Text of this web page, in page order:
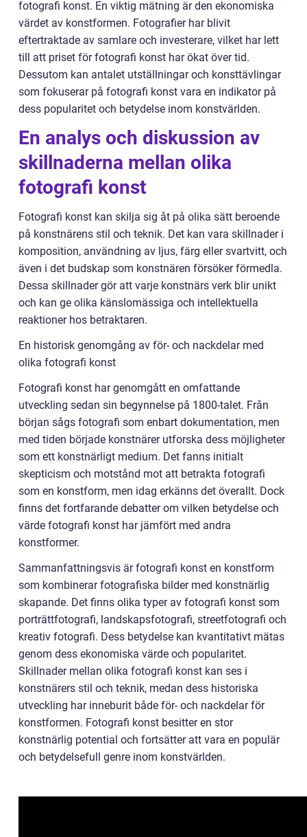
fotografi konst. En viktig mätning är den ekonomiska
värdet av konstformen. Fotografier har blivit
eftertraktade av samlare och investerare, vilket har lett
till att priset för fotografi konst har ökat över tid.
Dessutom kan antalet utställningar och konsttävlingar
som fokuserar på fotografi konst vara en indikator på
dess popularitet och betydelse inom konstvärlden.
En analys och diskussion av
skillnaderna mellan olika
fotografi konst
Fotografi konst kan skilja sig åt på olika sätt beroende
på konstnärens stil och teknik. Det kan vara skillnader i
komposition, användning av ljus, färg eller svartvitt, och
även i det budskap som konstnären försöker förmedla.
Dessa skillnader gör att varje konstnärs verk blir unikt
och kan ge olika känslomässiga och intellektuella
reaktioner hos betraktaren.
En historisk genomgång av för- och nackdelar med
olika fotografi konst
Fotografi konst har genomgått en omfattande
utveckling sedan sin begynnelse på 1800-talet. Från
början sågs fotografi som enbart dokumentation, men
med tiden började konstnärer utforska dess möjligheter
som ett konstnärligt medium. Det fanns initialt
skepticism och motstånd mot att betrakta fotografi
som en konstform, men idag erkänns det överallt. Dock
finns det fortfarande debatter om vilken betydelse och
värde fotografi konst har jämfört med andra
konstformer.
Sammanfattningsvis är fotografi konst en konstform
som kombinerar fotografiska bilder med konstnärlig
skapande. Det finns olika typer av fotografi konst som
porträttfotografi, landskapsfotografi, streetfotografi och
kreativ fotografi. Dess betydelse kan kvantitativt mätas
genom dess ekonomiska värde och popularitet.
Skillnader mellan olika fotografi konst kan ses i
konstnärers stil och teknik, medan dess historiska
utveckling har inneburit både för- och nackdelar för
konstformen. Fotografi konst besitter en stor
konstnärlig potential och fortsätter att vara en populär
och betydelsefull genre inom konstvärlden.